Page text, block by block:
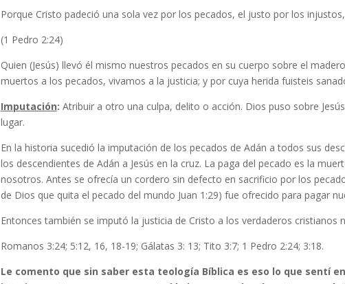
Porque Cristo padeció una sola vez por los pecados, el justo por los
(1 Pedro 2:24)
Quien (Jesús) llevó él mismo nuestros pecados en su cuerpo sobre el
muertos a los pecados, vivamos a la justicia; y por cuya herida fuisteis
Imputación: Atribuir a otro una culpa, delito o acción. Dios puso sobre
lugar.
En la historia sucedió la imputación de los pecados de Adán a todos sus
los descendientes de Adán a Jesús en la cruz. La paga del pecado es la
nosotros. Antes se ofrecía un cordero sin defecto en sacrificio por los
de Dios que quita el pecado del mundo Juan 1:29) fue ofrecido para pagar
Entonces también se imputó la justicia de Cristo a los verdaderos cristianos
Romanos 3:24; 5:12, 16, 18-19; Gálatas 3: 13; Tito 3:7; 1 Pedro 2:24; 3:18.
Le comento que sin saber esta teología Bíblica es eso lo que sentí